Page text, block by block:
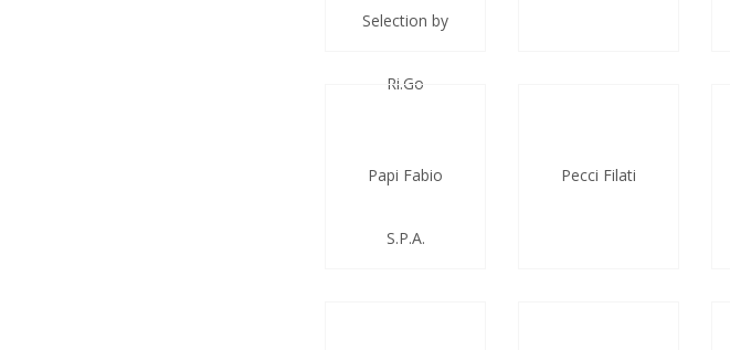
Selection by
Ri.Go
Papi Fabio
S.P.A.
Pecci Filati